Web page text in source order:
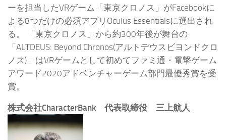
ーを担当したVRゲーム「東京クロノス」がFacebookに
よる8つだけの必須アプリOculus Essentialsに選出され
る。 「東京クロノス」から約300年後が舞台の
「ALTDEUS: Beyond Chronos(アルトデウスビヨンドクロ
ノス)」はVRゲームとして初めてファミ通・電撃ゲーム
アワード2020アドベンチャーゲーム部門最優秀賞を受
賞。
株式会社CharacterBank 代表取締役 三上航人